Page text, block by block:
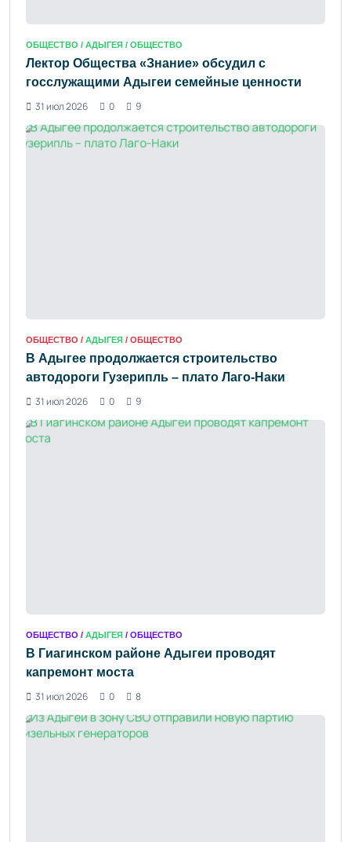
ОБЩЕСТВО / АДЫГЕЯ / ОБЩЕСТВО
Лектор Общества «Знание» обсудил с
госслужащими Адыгеи семейные ценности
31 июл 2026
0 9
ОБЩЕСТВО / АДЫГЕЯ / ОБЩЕСТВО
В Адыгее продолжается строительство
автодороги Гузерипль – плато Лаго-Наки
31 июл 2026
0 9
ОБЩЕСТВО / АДЫГЕЯ / ОБЩЕСТВО
В Гиагинском районе Адыгеи проводят
капремонт моста
31 июл 2026
0 8